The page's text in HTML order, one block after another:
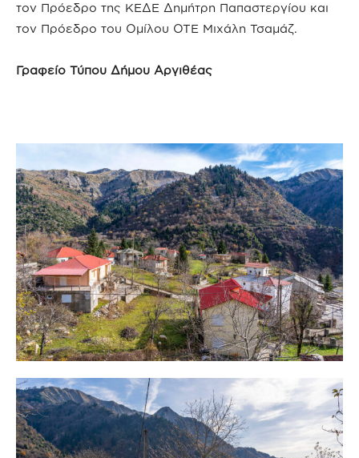
τον Πρόεδρο της ΚΕΔΕ Δημήτρη Παπαστεργίου και
τον Πρόεδρο του Ομίλου ΟΤΕ Μιχάλη Τσαμάζ.
Γραφείο Τύπου Δήμου Αργιθέας